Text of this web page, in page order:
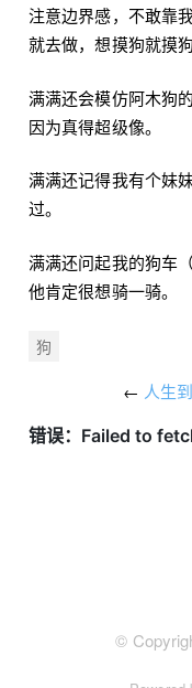
注意边界感，不敢靠
就去做，想摸狗就摸狗
满满还会模仿阿木狗
因为真得超级像。
满满还记得我有个妹
过。
满满还问起我的狗车
他肯定很想骑一骑。
狗
← 人生
©